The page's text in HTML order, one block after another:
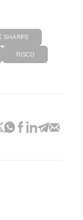
SHARPE
RISCO